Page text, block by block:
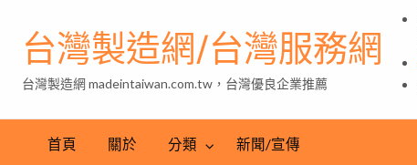
台灣製造網/台灣服務網
台灣製造網 madeintaiwan.com.tw，台灣優良企業推薦
首頁 關於 分類 新聞/宣傳